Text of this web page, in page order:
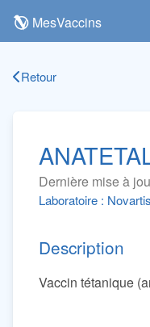
MesVaccins
Retour
Dernière mise à
Laboratoire :
Description
Vaccin tétanique